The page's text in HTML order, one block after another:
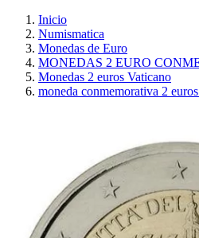
Inicio
Numismatica
Monedas de Euro
MONEDAS 2 EURO
Monedas 2 euros Vaticano
moneda conmemorativa 2